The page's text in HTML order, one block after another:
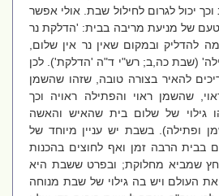
יכול לגרום לחילול שבת. אולי אפשר
של מניעת מריבה בבית: 'הדלקת נר
ובמקום שאין נר אין שלום,
(שבת כה,ב; רש"י ד"ה 'הדלקת'). לכן
להאיר בצורה טובה, שזהו שהשמן
שהשמן ראוי והפתילה ראויה וכך
גילוי של שלום בית שהאיש והאשה
ופתילה). בשבת יש עניין מיוחד של
הרבה זמן ואף לחוצים בהכנות
שמביא מחלוקת; ובפרט ששבת היא
ויש בה גילוי של שבת מנוחה